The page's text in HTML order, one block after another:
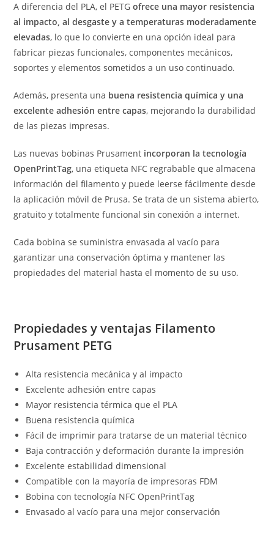
A diferencia del PLA, el PETGofrece una mayor resistencia
al impacto, al desgaste y a temperaturas moderadamente
elevadas, lo que lo convierte en una opción ideal para
fabricar piezas funcionales, componentes mecánicos,
soportes y elementos sometidos a un uso continuado.
Además, presenta una buena resistencia química y una
excelente adhesión entre capas, mejorando la durabilidad
de las piezas impresas.
Las nuevas bobinas Prusament incorporan la tecnología
OpenPrintTag, una etiqueta NFC regrabable que almacena
información del filamento y puede leerse fácilmente desde
la aplicación móvil de Prusa. Se trata de un sistema abierto,
gratuito y totalmente funcional sin conexión a internet.
Cada bobina se suministra envasada al vacío para
garantizar una conservación óptima y mantener las
propiedades del material hasta el momento de su uso.
Propiedades y ventajas Filamento
Prusament PETG
Alta resistencia mecánica y al impacto
Excelente adhesión entre capas
Mayor resistencia térmica que el PLA
Buena resistencia química
Fácil de imprimir para tratarse de un material técnico
Baja contracción y deformación durante la impresión
Excelente estabilidad dimensional
Compatible con la mayoría de impresoras FDM
Bobina con tecnología NFC OpenPrintTag
Envasado al vacío para una mejor conservación